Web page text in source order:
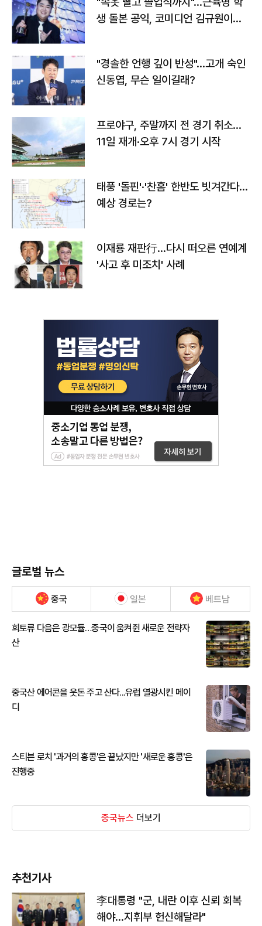
생 돌본 공익, 코미디언 김규원이었
"경솔한 언행 깊이 반성"…고개 숙인
신동엽, 무슨 일이길래?
프로야구, 주말까지 전 경기 취소…
11일 재개·오후 7시 경기 시작
태풍 '돌핀'·'찬홈' 한반도 빗겨간다…
예상 경로는?
이재룡 재판行…다시 떠오른 연예계
'사고 후 미조치' 사례
글로벌 뉴스
중국 일본 베트남
희토류 다음은 광모듈…중국이 움켜쥔 새로운 전략자
산
중국산 에어콘을 웃돈 주고 산다...유럽 열광시킨 메이
디
스티븐 로치 '과거의 홍콩'은 끝났지만 '새로운 홍콩'은
진행중
중국뉴스 더보기
추천기사
李대통령 "군, 내란 이후 신뢰 회복
해야…지휘부 헌신해달라"